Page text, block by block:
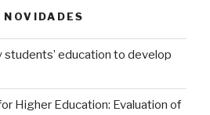
education to develop
Higher Education: Evaluation of